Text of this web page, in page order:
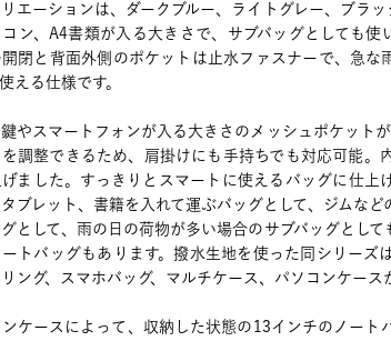
エーションは、ダークブルー、ライトグレー、ブラ
ン、A4書類が入る大きさで、サブバッグとしても使
閉と背面外側のポケットは止水ファスナーで、急な
える仕様です。
やスマートフォンが入る大きさのメッシュポケット
調整できるため、肩掛けにも手持ちでも対応可能。
ました。すっきりとスマートに使えるバッグに仕上
ブレット、書籍を入れて運ぶバッグとして、ジムなど
として、雨の日の荷物が多い場合のサブバッグとして
トバッグもあります。撥水生地を使った同シリーズ
ング、スマホバッグ、マルチケース、パソコンケース
ケースによって、収納した状態の13インチのノート